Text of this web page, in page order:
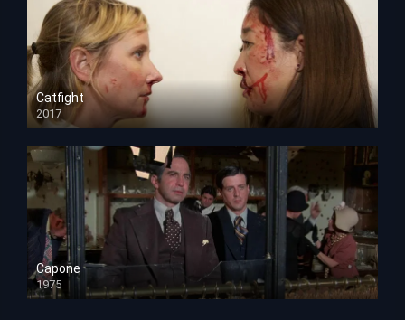
Catfight
2017
HD 720p
Capone
1975
HD 1080p